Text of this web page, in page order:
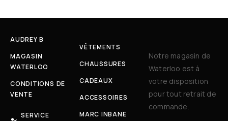
AUDREY B
MAGASIN
WATERLOO
CONDITIONS DE
VENTE
SERVICE
VÊTEMENTS
CHAUSSURES
CADEAUX
ACCESSOIRES
MARC INBANE
Notre magasin de
Waterloo est à
votre disposition
pour tout retrait de
commande.